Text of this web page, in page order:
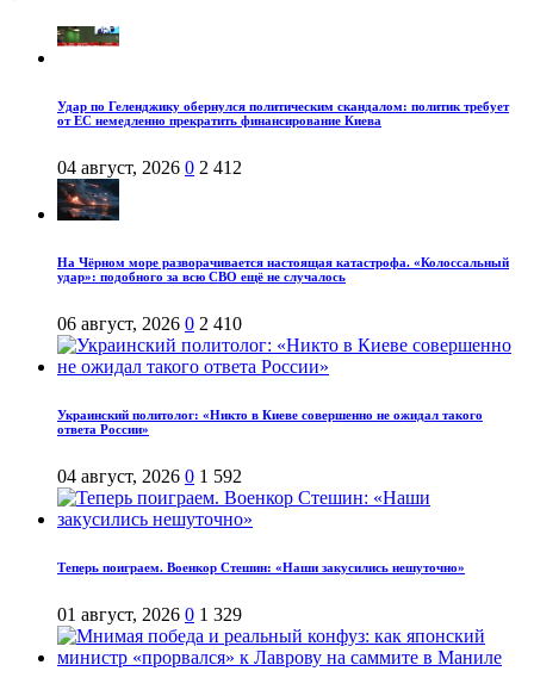
Удар по Геленджику обернулся политическим скандалом: политик требует
от ЕС немедленно прекратить финансирование Киева
04 август, 2026 0 2 412
На Чёрном море разворачивается настоящая катастрофа. «Колоссальный
удар»: подобного за всю СВО ещё не случалось
06 август, 2026 0 2 410
Украинский политолог: «Никто в Киеве совершенно не ожидал такого
ответа России»
04 август, 2026 0 1 592
Теперь поиграем. Военкор Стешин: «Наши закусились нешуточно»
01 август, 2026 0 1 329